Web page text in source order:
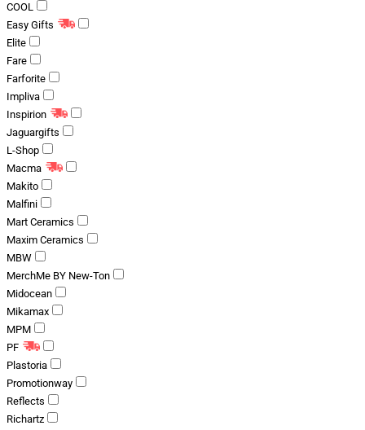
COOL
Easy Gifts
Elite
Fare
Farforite
Impliva
Inspirion
Jaguargifts
L-Shop
Macma
Makito
Malfini
Mart Ceramics
Maxim Ceramics
MBW
MerchMe BY New-Ton
Midocean
Mikamax
MPM
PF
Plastoria
Promotionway
Reflects
Richartz